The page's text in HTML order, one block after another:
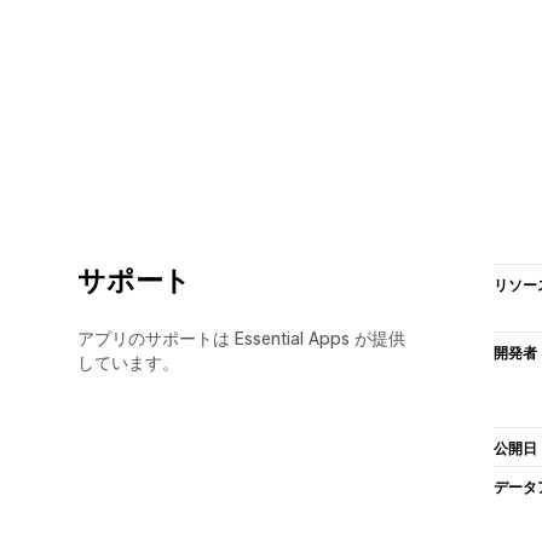
サポート
アプリのサポートは Essential Apps が提供
しています。
リソー
開発者
公開日
データ